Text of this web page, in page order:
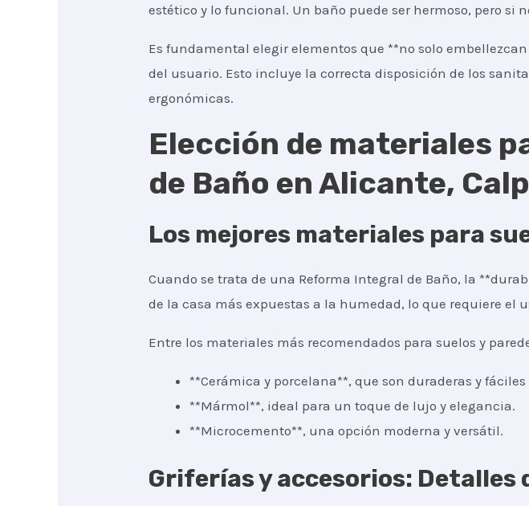
estético y lo funcional. Un baño puede ser hermoso, pero si
Es fundamental elegir elementos que **no solo
del usuario. Esto incluye la correcta disposición de los
ergonómicas.
Elección de materiales
de Baño en Alicante,
Los mejores materiales para
Cuando se trata de una Reforma Integral de Baño, la
de la casa más expuestas a la humedad, lo que requiere el
Entre los materiales más recomendados para suelos y
**Cerámica y porcelana**, que son duraderas y
**Mármol**, ideal para un toque de lujo y elegancia.
**Microcemento**, una opción moderna y versátil.
Griferías y accesorios: